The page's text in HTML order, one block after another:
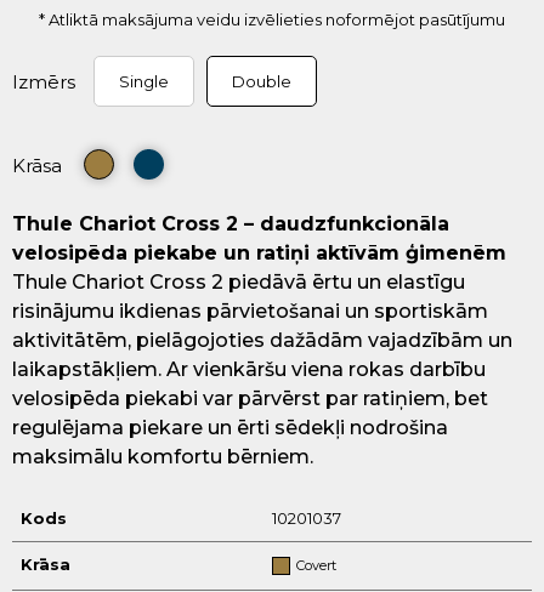
* Atliktā maksājuma veidu izvēlieties noformējot pasūtījumu
Izmērs Single Double
Krāsa
Thule Chariot Cross 2 – daudzfunkcionāla
velosipēda piekabe un ratiņi aktīvām ģimenēm
Thule Chariot Cross 2 piedāvā ērtu un elastīgu
risinājumu ikdienas pārvietošanai un sportiskām
aktivitātēm, pielāgojoties dažādām vajadzībām un
laikapstākļiem. Ar vienkāršu viena rokas darbību
velosipēda piekabi var pārvērst par ratiņiem, bet
regulējama piekare un ērti sēdekļi nodrošina
maksimālu komfortu bērniem.
Kods 10201037
Krāsa Covert